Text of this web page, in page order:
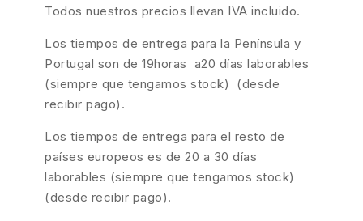
Todos nuestros precios llevan IVA incluido.
Los tiempos de entrega para la Península y
Portugal son de 19horas a20 días laborables
(siempre que tengamos stock) (desde
recibir pago).
Los tiempos de entrega para el resto de
países europeos es de 20 a 30 días
laborables (siempre que tengamos stock)
(desde recibir pago).